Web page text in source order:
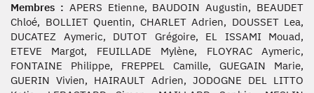
Membres : APERS Etienne, BAUDOIN Augustin, BEAUDET
Chloé, BOLLIET Quentin, CHARLET Adrien, DOUSSET Lea,
DUCATEZ Aymeric, DUTOT Grégoire, EL ISSAMI Mouad,
ETEVE Margot, FEUILLADE Mylène, FLOYRAC Aymeric,
FONTAINE Philippe, FREPPEL Camille, GUEGAIN Marie,
GUERIN Vivien, HAIRAULT Adrien, JODOGNE DEL LITTO